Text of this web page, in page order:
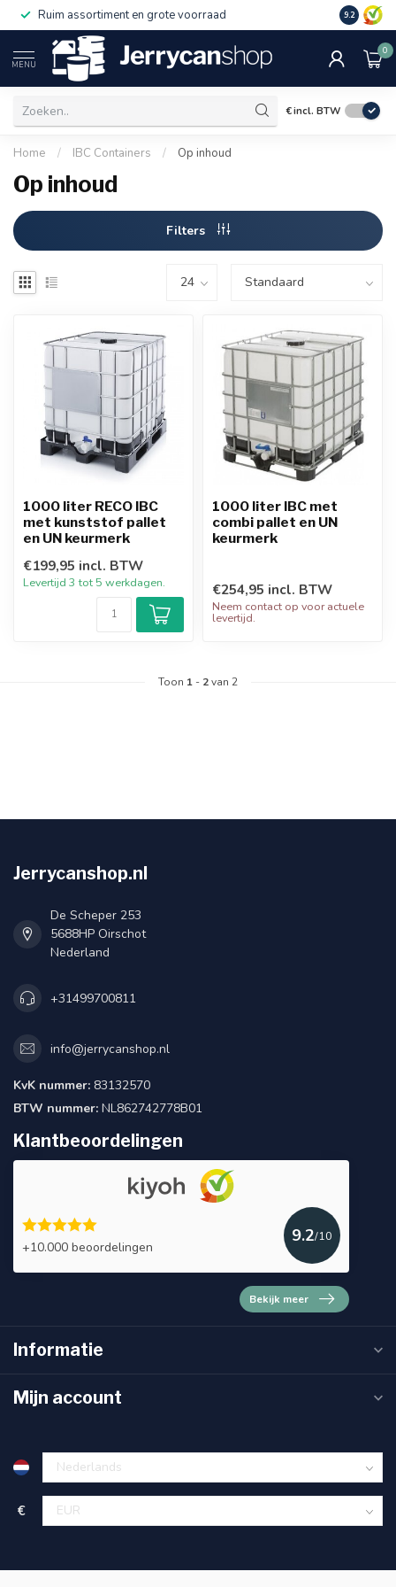
Ruim assortiment en grote voorraad 9.2
MENU
0
€incl. BTW
Home / IBC Containers / Op inhoud
Op inhoud
Filters
1000 liter RECO IBC
met kunststof pallet
en UN keurmerk
€199,95 incl. BTW
Levertijd 3 tot 5 werkdagen.
1000 liter IBC met
combi pallet en UN
keurmerk
€254,95 incl. BTW
Neem contact op voor actuele
levertijd.
Toon 1 - 2van 2
Jerrycanshop.nl
De Scheper 253
5688HP Oirschot
Nederland
+31499700811
info@jerrycanshop.nl
KvK nummer: 83132570
BTW nummer: NL862742778B01
Klantbeoordelingen
+10.000 beoordelingen
9.2/10
Bekijk meer
Informatie
Mijn account
€